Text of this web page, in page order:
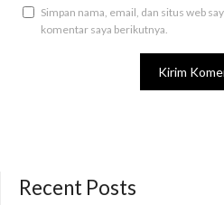
Simpan nama, email, dan situs web
komentar saya berikutnya.
Recent Posts